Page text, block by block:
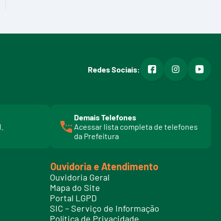
Redes Sociais: facebookinstagram
Demais Telefones
Acessar lista completa de telefones
da Prefeitura
l
i
t
e
l
e
f
o
Ouvidoria e Atendimento
Ouvidoria Geral
Mapa do Site
Portal LGPD
SIC – Serviço de Informação
Política de Privacidade